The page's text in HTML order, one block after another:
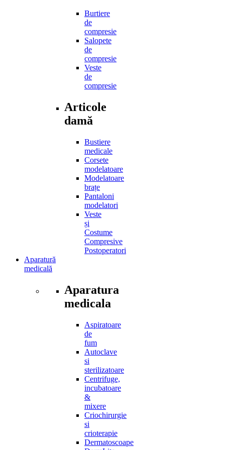
Burtiere
de
compresie
Salopete
de
compresie
Veste
de
compresie
Articole
damă
Bustiere
medicale
Corsete
modelatoare
Modelatoare
brațe
Pantaloni
modelatori
Veste
și
Costume
Compresive
Postoperatori
Aparatură
medicală
Aparatura
medicala
Aspiratoare
de
fum
Autoclave
si
sterilizatoare
Centrifuge,
incubatoare
&
mixere
Criochirurgie
si
crioterapie
Dermatoscoape